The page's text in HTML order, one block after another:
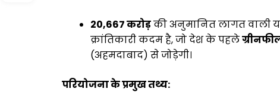
₹20,667 करोड़की अनुमानित लागत वाली
क्रांतिकारी कदम है, जो देश के पहले
(अहमदाबाद) से जोड़ेगी।
परियोजना के प्रमुख तथ्य: